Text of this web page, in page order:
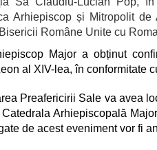
Arhiepiscop și Mitropolit
Române Unite cu
Major a obținut
al XIV-lea, în conformitate
Preafericirii Sale va avea
Arhiepiscopală
de acest eveniment vor fi